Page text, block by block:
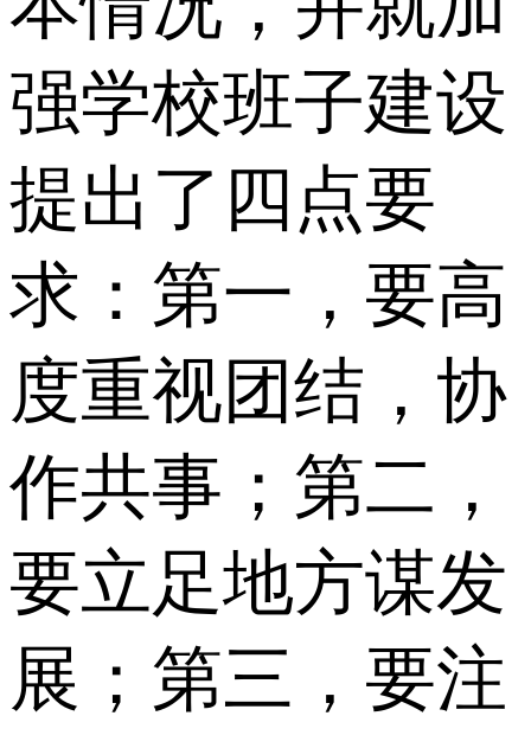
强学校班子建设
提出了四点要
求：第一，要高
度重视团结，协
作共事；第二，
要立足地方谋发
展；第三，要注